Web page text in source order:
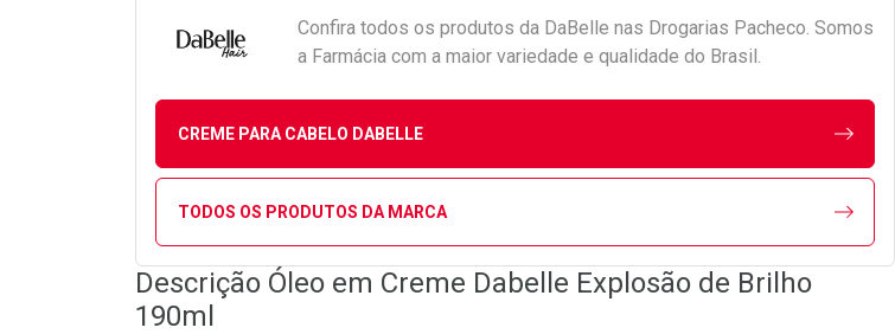
Confira todos os produtos da DaBelle nas Drogarias Pacheco. Somos
a Farmácia com a maior variedade e qualidade do Brasil.
CREME PARA CABELO DABELLE
TODOS OS PRODUTOS DA MARCA
Descrição Óleo em Creme Dabelle Explosão de Brilho
190ml